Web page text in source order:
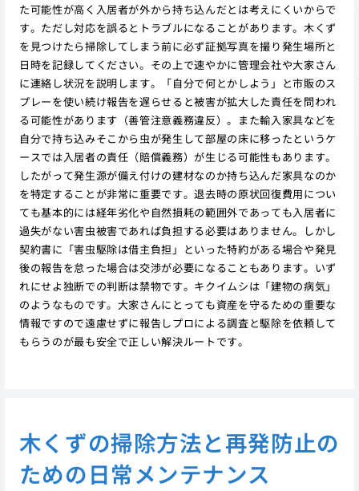
た可能性が高く入居者が外から持ち込んだとは考えにくいからで
す。ただし対応を誤るとトラブルになることがあります。木くず
を見つけたら掃除してしまう前に必ず証拠写真を撮り発生場所と
日時を記録してください。その上で速やかに管理会社や大家さん
に連絡し状況を説明します。「自分で何とかしよう」と市販のス
プレーを使い続け報告を遅らせると被害が拡大した責任を問われ
る可能性があります（善管注意義務違反）。また輸入家具などを
自分で持ち込みそこから虫が発生して部屋の床に移ったというケ
ースでは入居者の責任（賠償義務）が生じる可能性もあります。
したがって発生源が備え付けの建材なのか持ち込んだ家具なのか
を特定することが非常に重要です。退去時の原状回復費用につい
ても基本的には経年劣化や自然損耗の範囲外であっても入居者に
過失がない害虫被害であれば負担する必要はありません。しかし
契約書に「害虫駆除は借主負担」といった特約がある場合や発見
後の報告を怠った場合は交渉が必要になることもあります。いず
れにせよ独断での判断は禁物です。キクイムシは「建物の病気」
のようなものです。大家さんにとっても資産を守るための重要な
情報ですので遠慮せずに報告しプロによる調査と駆除を依頼して
もらうのが最も安全で正しい解決ルートです。
木くずの掃除方法と再発防止の
ための日常メンテナンス